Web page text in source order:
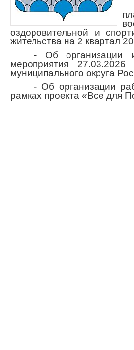
оздоровительной и
жительства на 2 квартал
- Об организации и
мероприятия
муниципального округа
- Об организации
рамках проекта «Все для